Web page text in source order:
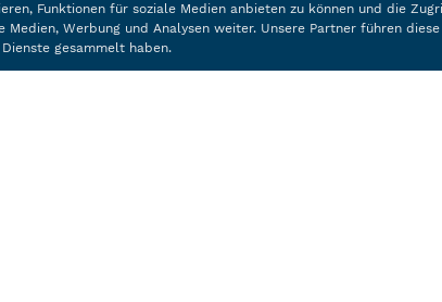
Funktionen für soziale Medien anbieten zu können und die
Werbung und Analysen weiter. Unsere Partner führen
gesammelt haben.